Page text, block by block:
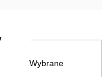
Wybrane